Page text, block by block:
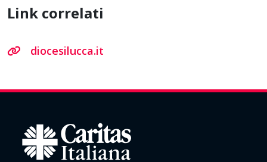
Link correlati
diocesilucca.it